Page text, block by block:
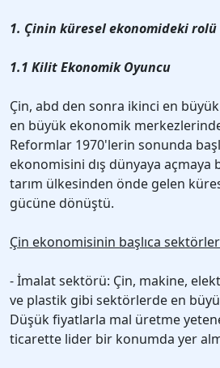
1. Çinin küresel ekonomideki rolü
1.1 Kilit Ekonomik Oyuncu
Çin, abd den sonra ikinci en büyük
en büyük ekonomik
Reformlar 1970'lerin sonunda
ekonomisini dış dünyaya açmaya
tarım ülkesinden önde gelen
gücüne dönüştü.
Çin ekonomisinin başlıca
- İmalat sektörü: Çin, makine,
ve plastik gibi sektörlerde en
Düşük fiyatlarla mal üretme
ticarette lider bir konumda yer